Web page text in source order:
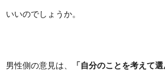
いいのでしょうか。
男性側の意見は、 「自分のことを考えて